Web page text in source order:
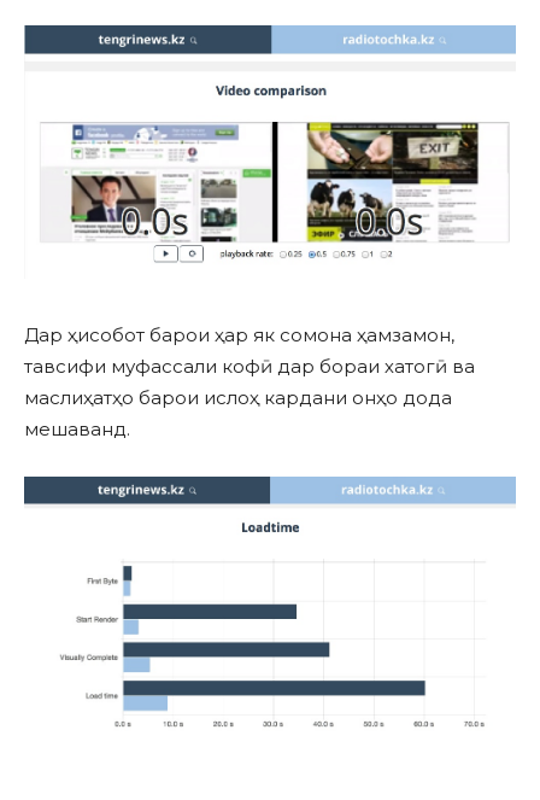
Дар ҳисобот барои ҳар як сомона ҳамзамон,
тавсифи муфассали кофӣ дар бораи хатогӣ ва
маслиҳатҳо барои ислоҳ кардани онҳо дода
мешаванд.